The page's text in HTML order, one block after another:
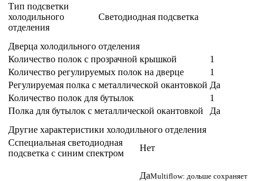
Тип подсветки
холодильного
отделения
Светодиодная подсветка
Дверца холодильного отделения
Количество полок с прозрачной крышкой
1
Количество регулируемых полок на дверце
1
Регулируемая полка с металлической окантовкой Да
Количество полок для бутылок
1
Полка для бутылок с металлической окантовкой
Да
Другие характеристики холодильного отделения
Сспециальная светодиодная
подсветка с синим спектром
Нет
ДаMultiflow: дольше сохраняет